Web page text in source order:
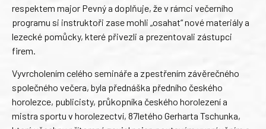
respektem major Pevný a doplňuje, že v rámci večerního
programu si instruktoři zase mohli „osahat“ nové materiály a
lezecké pomůcky, které přivezli a prezentovali zástupci
firem.
Vyvrcholením celého semináře a zpestřením závěrečného
společného večera, byla přednáška předního českého
horolezce, publicisty, průkopníka českého horolezení a
mistra sportu v horolezectví, 87letého Gerharta Tschunka,